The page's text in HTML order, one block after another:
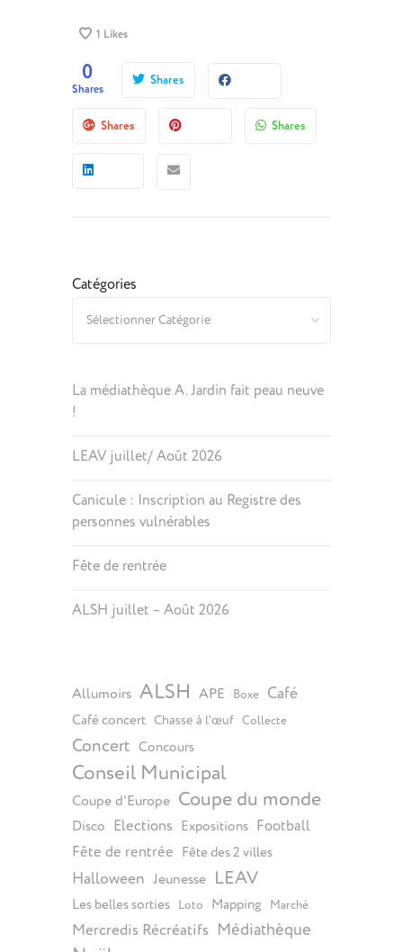
1 Likes
0
Shares
Shares
Shares Shares
Catégories
La médiathèque A. Jardin fait peau neuve
!
LEAV juillet/ Août 2026
Canicule : Inscription au Registre des
personnes vulnérables
Fête de rentrée
ALSH juillet – Août 2026
Allumoirs ALSH APE Boxe Café
Café concert Chasse à l’œuf Collecte
Concert Concours
Conseil Municipal
Coupe d'Europe Coupe du monde
Disco Elections Expositions Football
Fête de rentrée Fête des 2 villes
Halloween Jeunesse LEAV
Les belles sorties Loto Mapping Marché
Mercredis Récréatifs Médiathèque